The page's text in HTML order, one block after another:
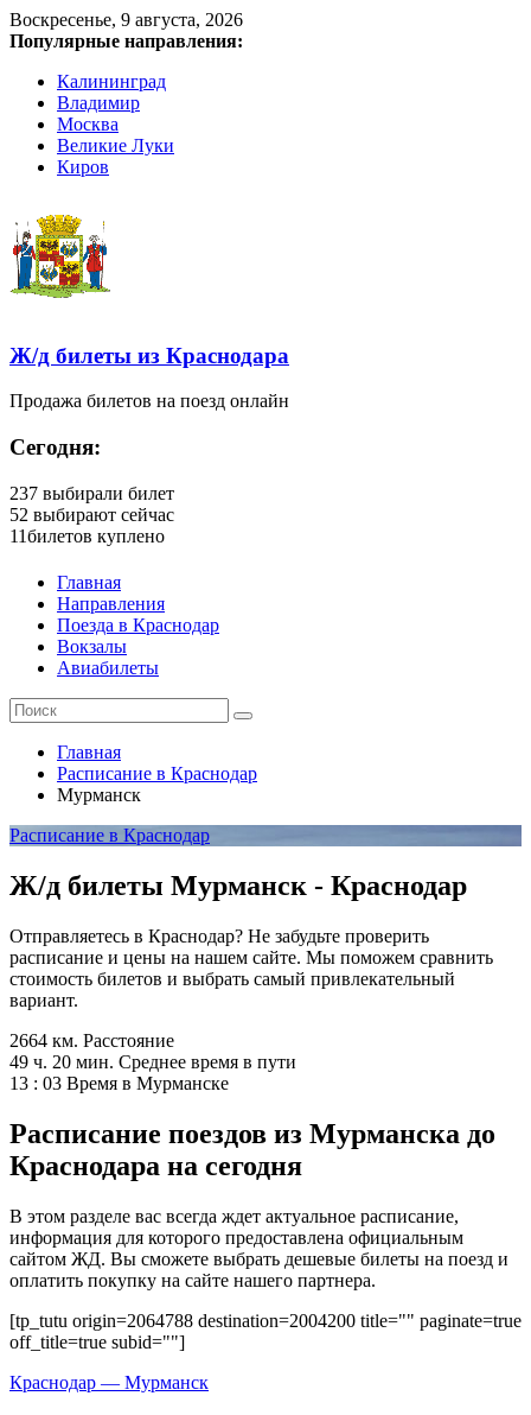
Воскресенье, 9 августа, 2026
Популярные направления:
Калининград
Владимир
Москва
Великие Луки
Киров
Ж/д билеты из Краснодара
Продажа билетов на поезд онлайн
Сегодня:
237 выбирали билет
52 выбирают сейчас
11билетов куплено
Главная
Направления
Поезда в Краснодар
Вокзалы
Авиабилеты
Главная
Расписание в Краснодар
Мурманск
Расписание в Краснодар
Ж/д билеты Мурманск - Краснодар
Отправляетесь в Краснодар? Не забудьте проверить
расписание и цены на нашем сайте. Мы поможем сравнить
стоимость билетов и выбрать самый привлекательный
вариант.
2664 км. Расстояние
49 ч. 20 мин. Среднее время в пути
13 : 03 Время в Мурманске
Расписание поездов из Мурманска до
Краснодара на сегодня
В этом разделе вас всегда ждет актуальное расписание,
информация для которого предоставлена официальным
сайтом ЖД. Вы сможете выбрать дешевые билеты на поезд и
оплатить покупку на сайте нашего партнера.
[tp_tutu origin=2064788 destination=2004200 title="" paginate=true
off_title=true subid=""]
Краснодар — Мурманск